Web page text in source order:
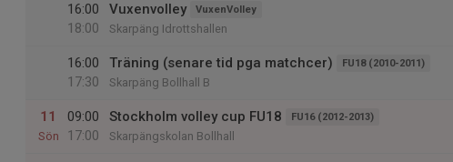
16:00
18:00
Vuxenvolley VuxenVolley
Skarpäng Idrottshallen
16:00
17:30
Träning (senare tid pga matchcer) FU18 (2010-2011)
Skarpäng Bollhall B
11
Sön
09:00
17:00
Stockholm volley cup FU18 FU16 (2012-2013)
Skarpängskolan Bollhall